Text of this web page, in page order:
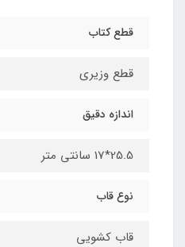
قطع کتاب
قطع وزیری
اندازه دقیق
25.5*17 سانتی متر
نوع قاب
قاب کشویی